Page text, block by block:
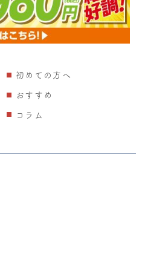
初めての方へ
おすすめ
コラム